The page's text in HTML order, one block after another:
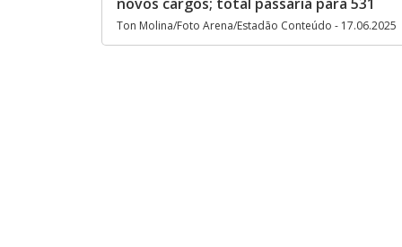
Ton Molina/Foto Arena/Estadão Conteúdo - 17.06.2025